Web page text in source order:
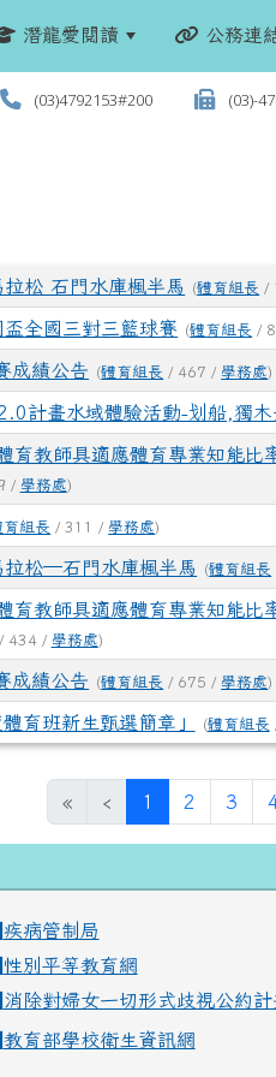
潛龍愛閱讀 公務連
(03)4792153#200 (03)-
松 石門水庫楓半馬 (體育組長 /
全國三對三籃球賽 (體育組長 /
成績公告 (體育組長 / 467 / 學務處)
計畫水域體驗活動-划船,獨
育教師具適應體育專業知能
/ 學務處)
育組長 / 311 / 學務處)
松─石門水庫楓半馬 (體育組長
育教師具適應體育專業知能
/ 434 / 學務處)
成績公告 (體育組長 / 675 / 學務處)
育班新生甄選簡章」 (體育組長
« ‹ 1 (current)
2 3
疾病管制局
性別平等教育網
消除對婦女一切形式歧視公約計
教育部學校衛生資訊網